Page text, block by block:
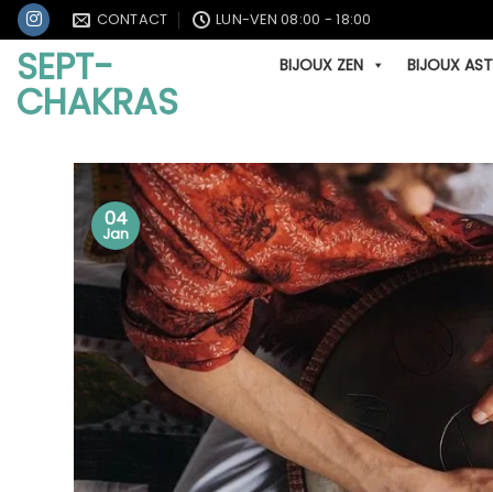
Passer
au
contenu
CONTACT LUN-VEN 08:00 - 18:00
SEPT-
CHAKRAS
BIJOUX ZEN BIJOUX
04
Jan